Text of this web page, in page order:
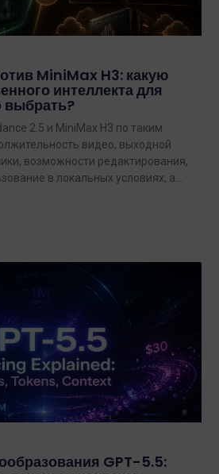
MiniMax H3: какую
интеллекта для
выбрать?
2.5 и MiniMax H3 по таким
видео, выходной
возможности редактирования,
в локальных условиях, а
день.
GPT-5.5: